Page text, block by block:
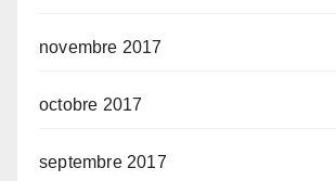
novembre 2017
octobre 2017
septembre 2017